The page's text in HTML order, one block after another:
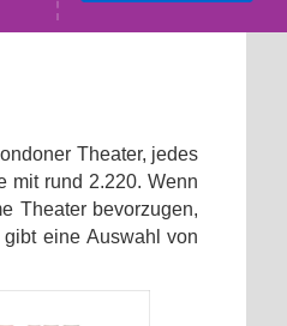
Theater, jedes
mit rund 2.220. Wenn
Theater bevorzugen,
eine Auswahl von